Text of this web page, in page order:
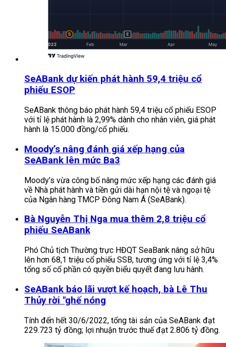
SeABank dự kiến phát hành 59,4 triệu cổ
phiếu ESOP
SeABank thông báo phát hành 59,4 triệu cổ phiếu ESOP
với tỉ lệ phát hành là 2,99% dành cho nhân viên, giá phát
hành là 15.000 đồng/cổ phiếu.
Moody’s nâng đánh giá xếp hạng của
SeABank lên mức Ba3
Moody’s vừa công bố nâng mức xếp hạng các đánh giá
về Nhà phát hành và tiền gửi dài hạn nội tệ và ngoại tệ
của Ngân hàng TMCP Đông Nam Á (SeABank).
Bà Nguyễn Thị Nga mua thêm 2,8 triệu cổ
phiếu SeABank
Phó Chủ tịch Thường trực HĐQT SeaBank nâng sở hữu
lên hơn 68,1 triệu cổ phiếu SSB, tương ứng với tỉ lệ 3,4%
tổng số cổ phần có quyền biểu quyết đang lưu hành.
SeABank báo lãi vượt kế hoạch, bà Lê Thu
Thủy rời "ghế nóng
Tính đến hết 30/6/2022, tổng tài sản của SeABank đạt
229.723 tỷ đồng; lợi nhuận trước thuế đạt 2.806 tỷ đồng.